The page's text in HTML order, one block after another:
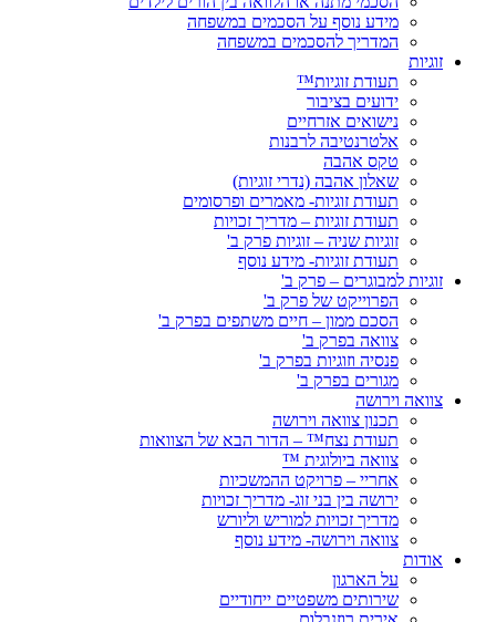
מידע נוסף על הסכמים במשפחה
המדריך להסכמים במשפחה
זוגיות
תעודת זוגיות™
ידועים בציבור
נישואים אזרחיים
אלטרנטיבה לרבנות
טקס אהבה
שאלון אהבה (נדרי זוגיות)
תעודת זוגיות- מאמרים ופרסומים
תעודת זוגיות – מדריך זכויות
זוגיות שניה – זוגיות פרק ב'
תעודת זוגיות- מידע נוסף
זוגיות למבוגרים – פרק ב'
הפרוייקט של פרק ב'
הסכם ממון – חיים משתפים בפרק ב'
צוואה בפרק ב'
פנסיה וזוגיות בפרק ב'
מגורים בפרק ב'
צוואה וירושה
תכנון צוואה וירושה
תעודת נצח™ – הדור הבא של הצוואות
צוואה ביולוגית ™
אחריי – פרויקט ההמשכיות
ירושה בין בני זוג- מדריך זכויות
מדריך זכויות למוריש וליורש
צוואה וירושה- מידע נוסף
אודות
על הארגון
שירותים משפטיים ייחודיים